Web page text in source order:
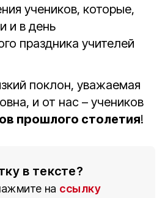
учеников, которые,
и в день
праздника учителей
поклон, уважаемая
и от нас – учеников
прошлого столетия!
в тексте?
на ссылку